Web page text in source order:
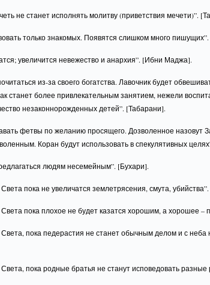
не станет исполнять молитву (приветствия мечети)”.
только знакомых. Появятся слишком много
увеличится невежество и анархия”. [Ибни Маджа].
из-за своего богатства. Лавочник будет
станет более привлекательным занятием, нежели
незаконнорожденных детей”. [Табарани].
фетвы по желанию просящего. Дозволенное назовут
Коран будут использовать в спекулятивных
людям несемейным”. [Бухари].
пока не увеличатся землетрясения, смута,
пока плохое не будет казатся хорошим, а хорошее –
пока педерастия не станет обычным делом и с неба
пока родные братья не станут исповедовать